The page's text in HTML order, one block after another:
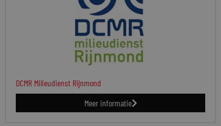
DCMR Milieudienst Rijnmond
Meer informatie